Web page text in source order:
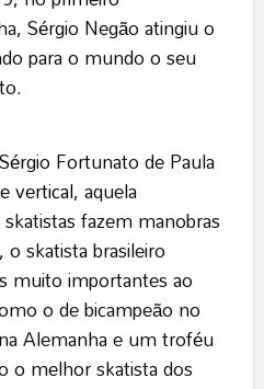
Sérgio Negão atingiu o
para o mundo o seu
Fortunato de Paula
vertical, aquela
fazem manobras
skatista brasileiro
muito importantes ao
o de bicampeão no
Alemanha e um troféu
o melhor skatista dos